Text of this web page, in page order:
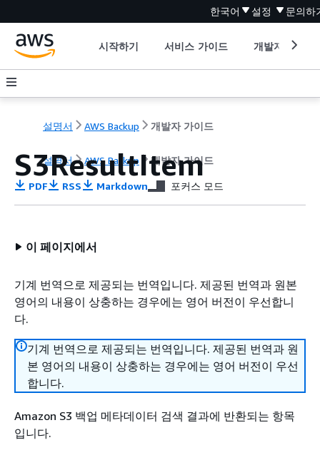
한국어 설정 문의하
시작하기 서비스 가이드 개발자 도구
설명서 AWS Backup 개발자 가이드
설명서 AWS Backup 개발자 가이드
S3ResultItem
PDF RSS Markdown 포커스 모드
이 페이지에서
기계 번역으로 제공되는 번역입니다. 제공된 번역과 원본
영어의 내용이 상충하는 경우에는 영어 버전이 우선합니
다.
기계 번역으로 제공되는 번역입니다. 제공된 번역과 원
본 영어의 내용이 상충하는 경우에는 영어 버전이 우선
합니다.
Amazon S3 백업 메타데이터 검색 결과에 반환되는 항목
입니다.